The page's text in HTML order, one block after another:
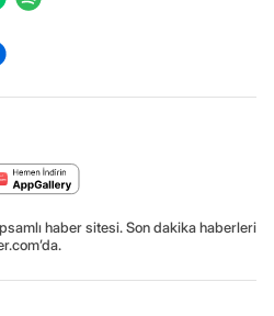
haber sitesi. Son dakika haberleri